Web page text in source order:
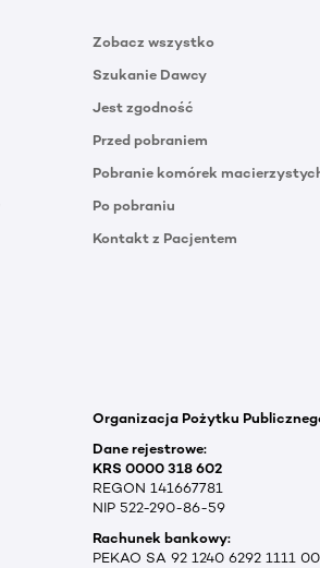
Zobacz wszystko
Szukanie Dawcy
Jest zgodność
Przed pobraniem
Pobranie komórek
Po pobraniu
Kontakt z Pacjentem
Organizacja Pożytku
Dane rejestrowe:
KRS 0000 318 602
REGON 141667781
NIP 522-290-86-59
Rachunek bankowy:
PEKAO SA 92 1240 6292 1111